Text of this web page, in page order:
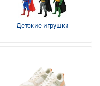
Детские игрушки